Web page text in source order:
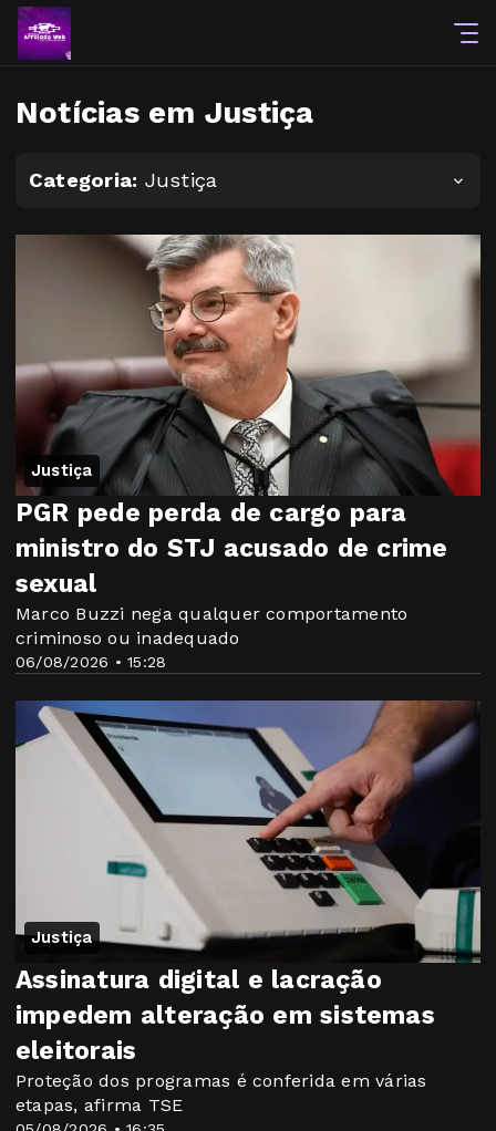
Notícias em Justiça
Categoria: Justiça
Justiça
06/08/2026 • 15:28
PGR pede perda de cargo para
ministro do STJ acusado de crime
sexual
Marco Buzzi nega qualquer comportamento
criminoso ou inadequado
Justiça
Assinatura digital e lacração
impedem alteração em sistemas
eleitorais
Proteção dos programas é conferida em várias
etapas, afirma TSE